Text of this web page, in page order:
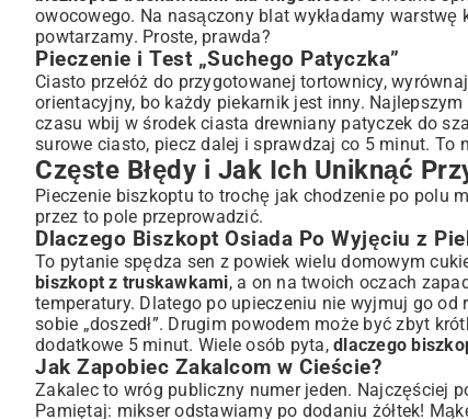
owocowego. Na nasączony blat wykładamy
powtarzamy. Proste, prawda?
Pieczenie i Test „Suchego Patyczka”
Ciasto przełóż do przygotowanej tortownicy,
orientacyjny, bo każdy piekarnik jest inny.
czasu wbij w środek ciasta drewniany patyczek do
surowe ciasto, piecz dalej i sprawdzaj co 5 minut. To
Częste Błędy i Jak Ich Uniknąć
Pieczenie biszkoptu to trochę jak chodzenie po polu
przez to pole przeprowadzić.
Dlaczego Biszkopt Osiada Po Wyjęciu z
To pytanie spędza sen z powiek wielu domowym
biszkopt z truskawkami, a on na twoich oczach
temperatury. Dlatego po upieczeniu nie wyjmuj go
sobie „doszedł”. Drugim powodem może być zbyt
dodatkowe 5 minut. Wiele osób pyta, dlaczego
Jak Zapobiec Zakalcom w Cieście?
Zakalec to wróg publiczny numer jeden. Najczęściej
Pamiętaj: mikser odstawiamy po dodaniu żółtek!